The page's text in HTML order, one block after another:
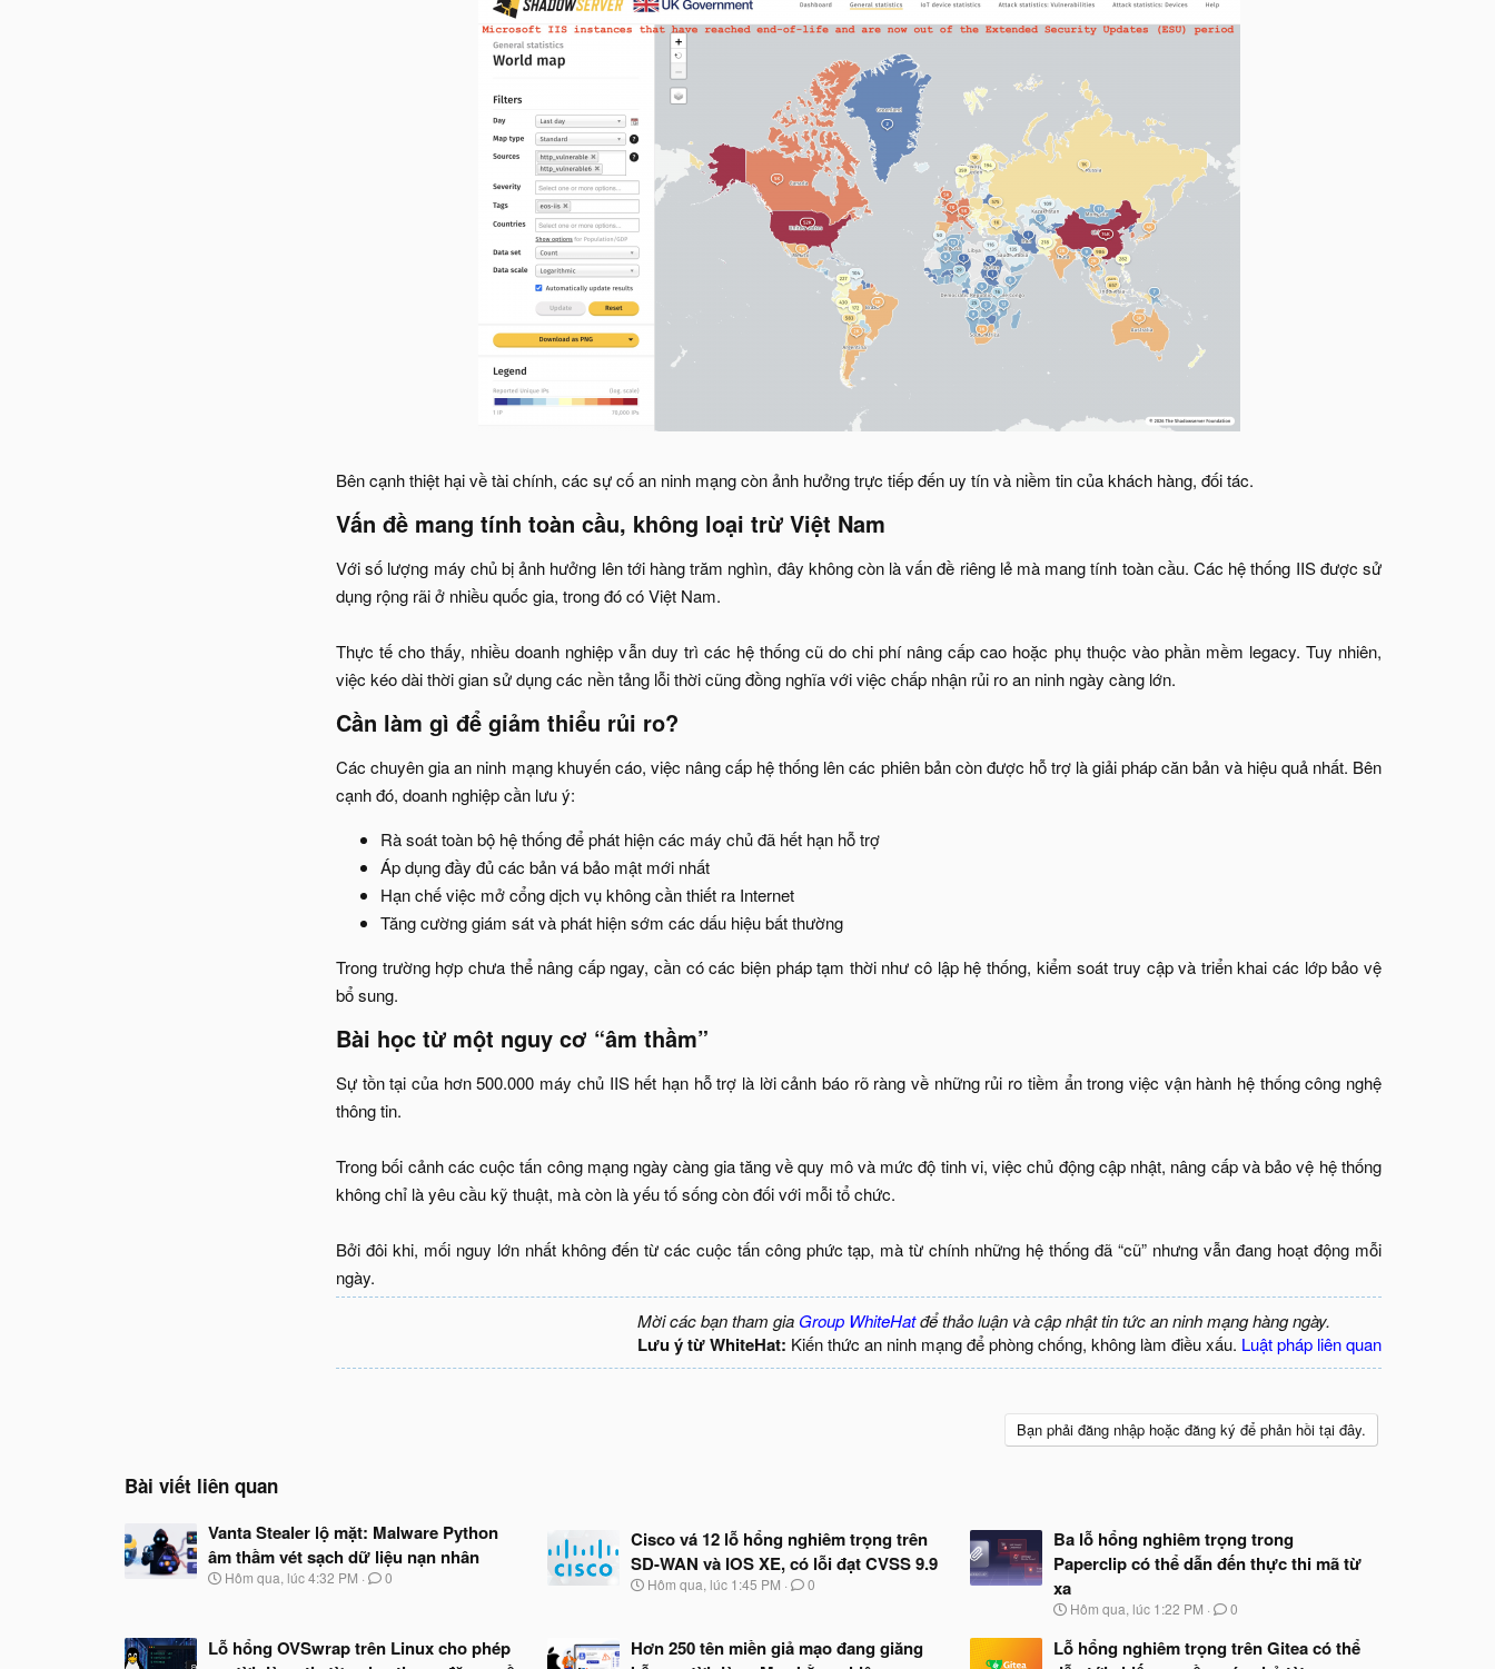
Bên cạnh thiệt hại về tài chính, các sự cố an ninh mạng còn ảnh hưởng trực tiếp đến uy tín và niềm tin của khách hàng, đối tác.​
Vấn đề mang tính toàn cầu, không loại trừ Việt Nam​
Với số lượng máy chủ bị ảnh hưởng lên tới hàng trăm nghìn, đây không còn là vấn đề riêng lẻ mà mang tính toàn cầu. Các hệ thống IIS được sử
dụng rộng rãi ở nhiều quốc gia, trong đó có Việt Nam.
Thực tế cho thấy, nhiều doanh nghiệp vẫn duy trì các hệ thống cũ do chi phí nâng cấp cao hoặc phụ thuộc vào phần mềm legacy. Tuy nhiên,
việc kéo dài thời gian sử dụng các nền tảng lỗi thời cũng đồng nghĩa với việc chấp nhận rủi ro an ninh ngày càng lớn.​
Cần làm gì để giảm thiểu rủi ro?​
Các chuyên gia an ninh mạng khuyến cáo, việc nâng cấp hệ thống lên các phiên bản còn được hỗ trợ là giải pháp căn bản và hiệu quả nhất. Bên
cạnh đó, doanh nghiệp cần lưu ý:​
Rà soát toàn bộ hệ thống để phát hiện các máy chủ đã hết hạn hỗ trợ​
Áp dụng đầy đủ các bản vá bảo mật mới nhất​
Hạn chế việc mở cổng dịch vụ không cần thiết ra Internet​
Tăng cường giám sát và phát hiện sớm các dấu hiệu bất thường​
Trong trường hợp chưa thể nâng cấp ngay, cần có các biện pháp tạm thời như cô lập hệ thống, kiểm soát truy cập và triển khai các lớp bảo vệ
bổ sung.​
Bài học từ một nguy cơ “âm thầm”​
Sự tồn tại của hơn 500.000 máy chủ IIS hết hạn hỗ trợ là lời cảnh báo rõ ràng về những rủi ro tiềm ẩn trong việc vận hành hệ thống công nghệ
thông tin.
Trong bối cảnh các cuộc tấn công mạng ngày càng gia tăng về quy mô và mức độ tinh vi, việc chủ động cập nhật, nâng cấp và bảo vệ hệ thống
không chỉ là yêu cầu kỹ thuật, mà còn là yếu tố sống còn đối với mỗi tổ chức.
Bởi đôi khi, mối nguy lớn nhất không đến từ các cuộc tấn công phức tạp, mà từ chính những hệ thống đã “cũ” nhưng vẫn đang hoạt động mỗi
ngày.​
Mời các bạn tham gia Group WhiteHatđể thảo luận và cập nhật tin tức an ninh mạng hàng ngày.
Lưu ý từ WhiteHat: Kiến thức an ninh mạng để phòng chống, không làm điều xấu. Luật pháp liên quan
Bạn phải đăng nhập hoặc đăng ký để phản hồi tại đây.
Bài viết liên quan
Vanta Stealer lộ mặt: Malware Python
âm thầm vét sạch dữ liệu nạn nhân
N
b
Hôm qua, lúc 4:32 PM 0
Cisco vá 12 lỗ hổng nghiêm trọng trên
SD-WAN và IOS XE, có lỗi đạt CVSS 9.9
N
b
Hôm qua, lúc 1:45 PM 0
Ba lỗ hổng nghiêm trọng trong
Paperclip có thể dẫn đến thực thi mã từ
xa
N
à
y
Hôm qua, lúc 1:22 PM 0
Lỗ hổng OVSwrap trên Linux cho phép
Hơn 250 tên miền giả mạo đang giăng
Lỗ hổng nghiêm trọng trên Gitea có thể